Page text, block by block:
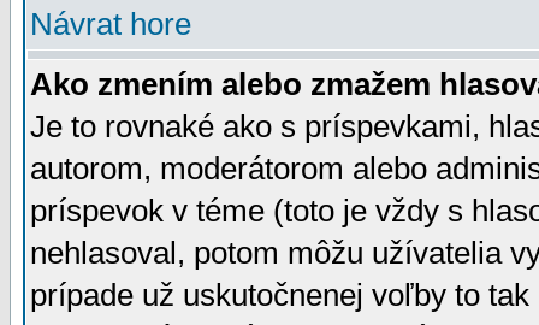
Návrat hore
Ako zmením alebo zmažem
Je to rovnaké ako s príspevkami,
autorom, moderátorom alebo
príspevok v téme (toto je vždy s
nehlasoval, potom môžu užívatelia
prípade už uskutočnenej voľby to